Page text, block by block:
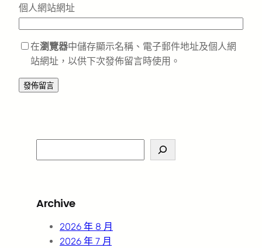
個人網站網址
在瀏覽器中儲存顯示名稱、電子郵件地址及個人網
站網址，以供下次發佈留言時使用。
e
c
Archive
2026 年 8 月
2026 年 7 月